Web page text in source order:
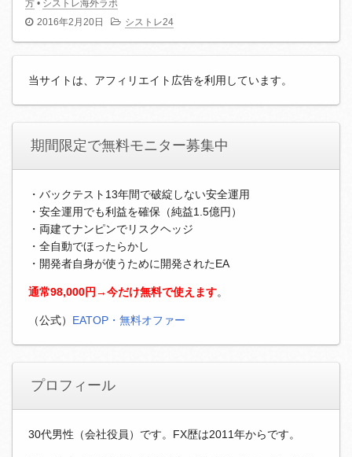
方 • シストレ海外ラボ
2016年2月20日
シストレ24
当サイトは、アフィリエイト広告を利用しています。
期間限定で無料モニター募集中
・バックテスト13年間で破綻しない安全運用
・安全運用でも利益を確保（純益1.5億円）
・両建てナンピンでリスクヘッジ
・全自動でほったらかし
・開発者自身が使うために開発されたEA
通常98,000円→今だけ無料で使えます。
（公式） EATOP・無料オファー
プロフィール
30代男性（会社役員）です。FX歴は2011年からです。